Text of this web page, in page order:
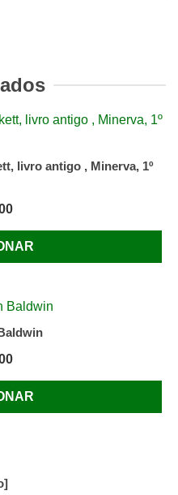
livro antigo , Minerva, 1º